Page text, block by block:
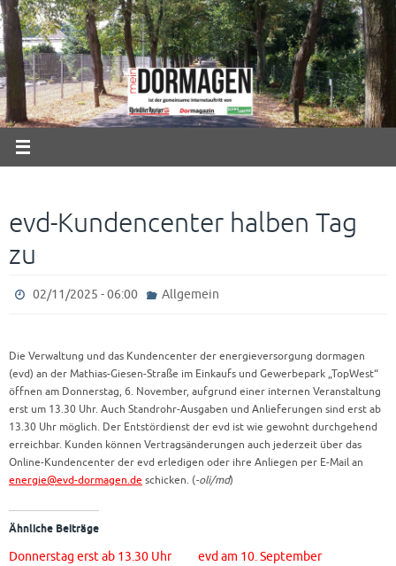
Zum
Inhalt
springen
evd-Kundencenter halben Tag
zu
02/11/2025 - 06:00 Allgemein
Die Verwaltung und das Kundencenter der energieversorgung dormagen
(evd) an der Mathias-Giesen-Straße im Einkaufs und Gewerbepark „TopWest“
öffnen am Donnerstag, 6. November, aufgrund einer internen Veranstaltung
erst um 13.30 Uhr. Auch Standrohr-Ausgaben und Anlieferungen sind erst ab
13.30 Uhr möglich. Der Entstördienst der evd ist wie gewohnt durchgehend
erreichbar. Kunden können Vertragsänderungen auch jederzeit über das
Online-Kundencenter der evd erledigen oder ihre Anliegen per E-Mail an
energie@evd-dormagen.de schicken. (-oli/md)
Ähnliche Beiträge
Donnerstag erst ab 13.30 Uhr
evd am 10. September